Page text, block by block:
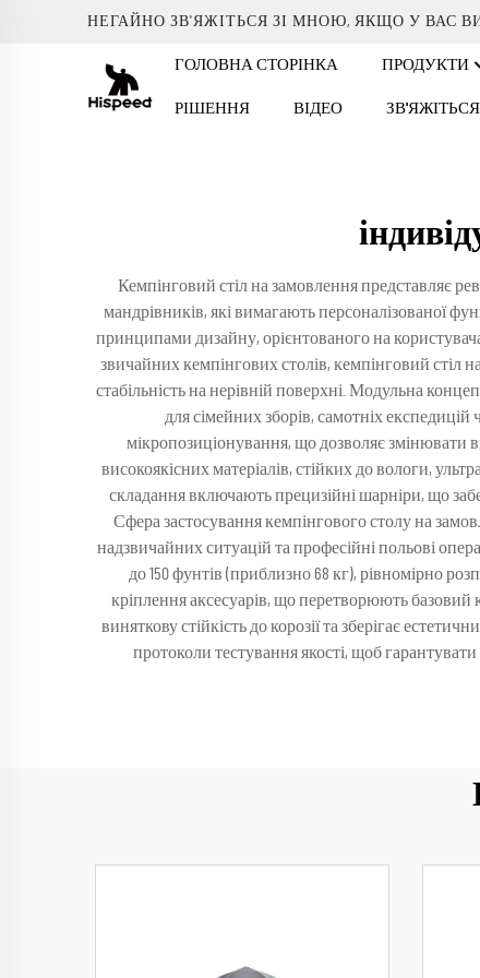
НЕГАЙНО ЗВ'ЯЖІТЬСЯ ЗІ МНОЮ, ЯКЩО У ВАС
ГОЛОВНА СТОРІНКА ПРОДУКТИ
РІШЕННЯ ВІДЕО
Кемпінговий стіл на замовлення представляє
мандрівників, які вимагають персоналізованої
принципами дизайну, орієнтованого на
звичайних кемпінгових столів, кемпінговий стіл
стабільність на нерівній поверхні. Модульна
для сімейних зборів, самотніх
мікропозиціонування, що дозволяє змінювати
високоякісних матеріалів, стійких до вологи,
складання включають прецизійні шарніри, що
Сфера застосування кемпінгового столу на
надзвичайних ситуацій та професійні польові
до 150 фунтів (приблизно 68 кг), рівномірно
кріплення аксесуарів, що перетворюють базовий
виняткову стійкість до корозії та зберігає
протоколи тестування якості, щоб